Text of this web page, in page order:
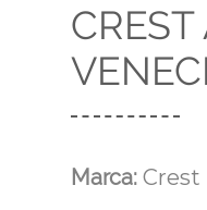
Marca: Crest